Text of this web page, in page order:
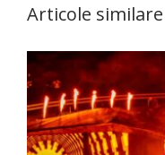
Articole similare